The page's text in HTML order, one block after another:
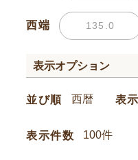
西端
表示オプション
並び順 表
表示件数